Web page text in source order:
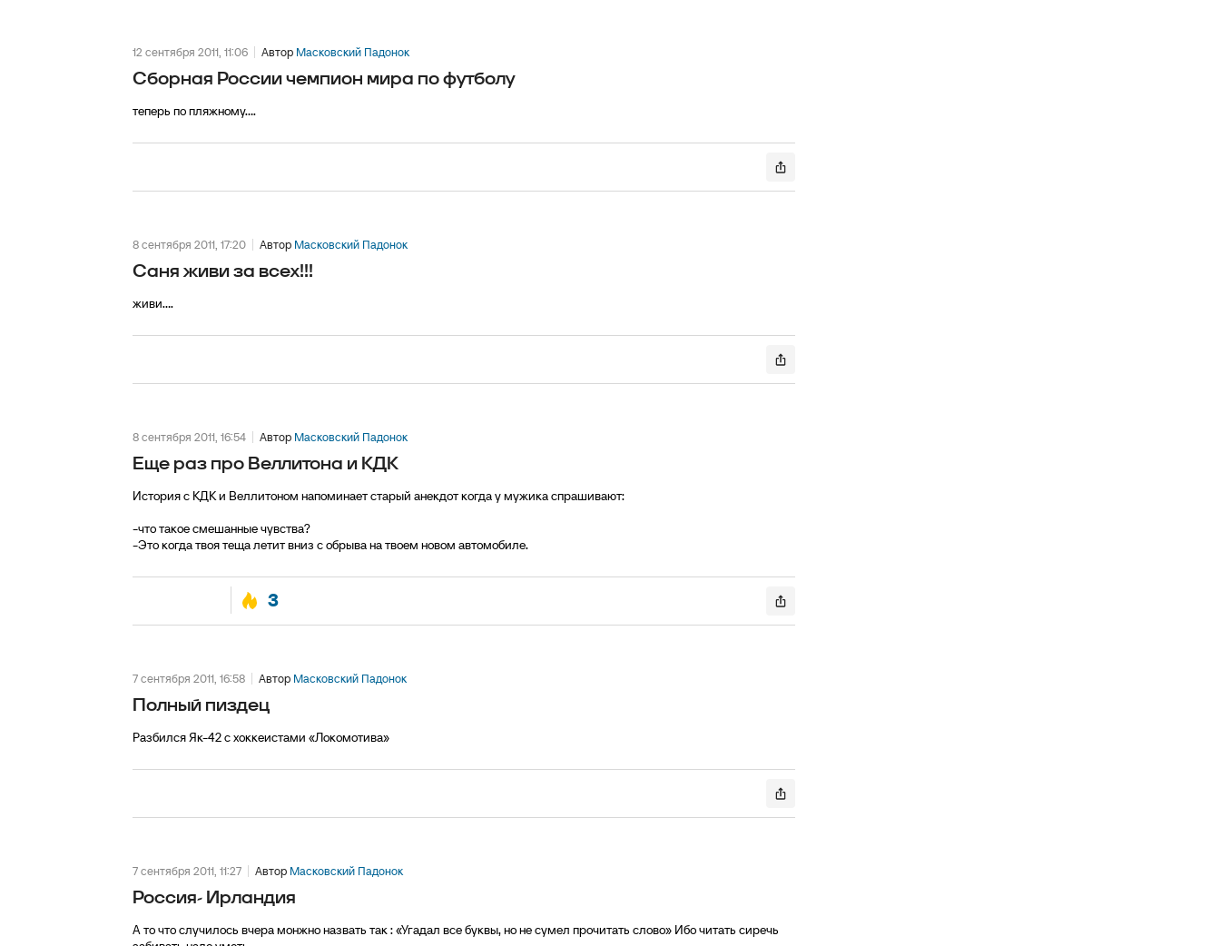
12 сентября 2011, 11:06 Автор Масковский Падонок
Сборная России чемпион мира по футболу
теперь по пляжному....
8 сентября 2011, 17:20 Автор Масковский Падонок
Саня живи за всех!!!
живи....
8 сентября 2011, 16:54 Автор Масковский Падонок
Еще раз про Веллитона и КДК
История с КДК и Веллитоном напоминает старый анекдот когда у мужика спрашивают:
-что такое смешанные чувства?
-Это когда твоя теща летит вниз с обрыва на твоем новом автомобиле.
3
7 сентября 2011, 16:58 Автор Масковский Падонок
Полный пиздец
Разбился Як-42 с хоккеистами «Локомотива»
7 сентября 2011, 11:27 Автор Масковский Падонок
Россия- Ирландия
А то что случилось вчера монжно назвать так : «Угадал все буквы, но не сумел прочитать слово» Ибо читать сиречь